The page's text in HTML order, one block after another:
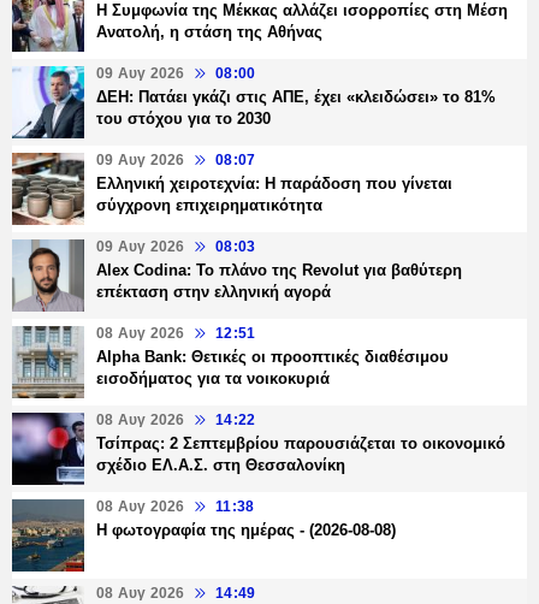
Η Συμφωνία της Μέκκας αλλάζει ισορροπίες στη Μέση
Ανατολή, η στάση της Αθήνας
09 Αυγ 2026 08:00
ΔΕΗ: Πατάει γκάζι στις ΑΠΕ, έχει «κλειδώσει» το 81%
του στόχου για το 2030
09 Αυγ 2026 08:07
Ελληνική χειροτεχνία: Η παράδοση που γίνεται
σύγχρονη επιχειρηματικότητα
09 Αυγ 2026 08:03
Alex Codina: Το πλάνο της Revolut για βαθύτερη
επέκταση στην ελληνική αγορά
08 Αυγ 2026 12:51
Alpha Bank: Θετικές οι προοπτικές διαθέσιμου
εισοδήματος για τα νοικοκυριά
08 Αυγ 2026 14:22
Τσίπρας: 2 Σεπτεμβρίου παρουσιάζεται το οικονομικό
σχέδιο ΕΛ.Α.Σ. στη Θεσσαλονίκη
08 Αυγ 2026 11:38
Η φωτογραφία της ημέρας - (2026-08-08)
08 Αυγ 2026 14:49